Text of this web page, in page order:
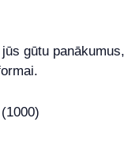
gūtu panākumus,